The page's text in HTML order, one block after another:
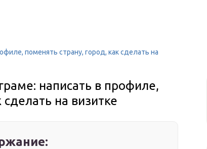
поменять страну, город, как сделать на
написать в профиле,
на визитке